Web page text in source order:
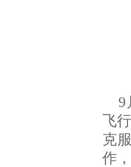
9
飞
克
作